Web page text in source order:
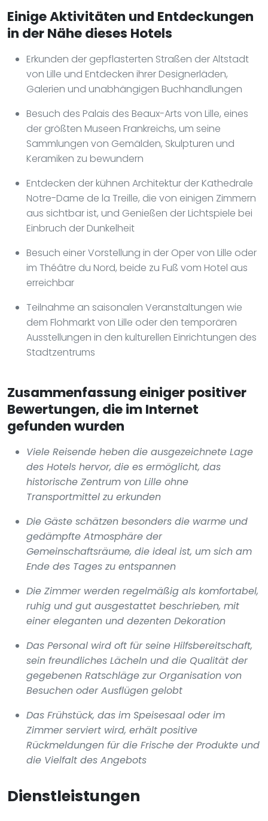
Einige Aktivitäten und Entdeckungen
in der Nähe dieses Hotels
Erkunden der gepflasterten Straßen der Altstadt
von Lille und Entdecken ihrer Designerläden,
Galerien und unabhängigen Buchhandlungen
Besuch des Palais des Beaux-Arts von Lille, eines
der größten Museen Frankreichs, um seine
Sammlungen von Gemälden, Skulpturen und
Keramiken zu bewundern
Entdecken der kühnen Architektur der Kathedrale
Notre-Dame de la Treille, die von einigen Zimmern
aus sichtbar ist, und Genießen der Lichtspiele bei
Einbruch der Dunkelheit
Besuch einer Vorstellung in der Oper von Lille oder
im Théâtre du Nord, beide zu Fuß vom Hotel aus
erreichbar
Teilnahme an saisonalen Veranstaltungen wie
dem Flohmarkt von Lille oder den temporären
Ausstellungen in den kulturellen Einrichtungen des
Stadtzentrums
Zusammenfassung einiger positiver
Bewertungen, die im Internet
gefunden wurden
Viele Reisende heben die ausgezeichnete Lage
des Hotels hervor, die es ermöglicht, das
historische Zentrum von Lille ohne
Transportmittel zu erkunden
Die Gäste schätzen besonders die warme und
gedämpfte Atmosphäre der
Gemeinschaftsräume, die ideal ist, um sich am
Ende des Tages zu entspannen
Die Zimmer werden regelmäßig als komfortabel,
ruhig und gut ausgestattet beschrieben, mit
einer eleganten und dezenten Dekoration
Das Personal wird oft für seine Hilfsbereitschaft,
sein freundliches Lächeln und die Qualität der
gegebenen Ratschläge zur Organisation von
Besuchen oder Ausflügen gelobt
Das Frühstück, das im Speisesaal oder im
Zimmer serviert wird, erhält positive
Rückmeldungen für die Frische der Produkte und
die Vielfalt des Angebots
Dienstleistungen